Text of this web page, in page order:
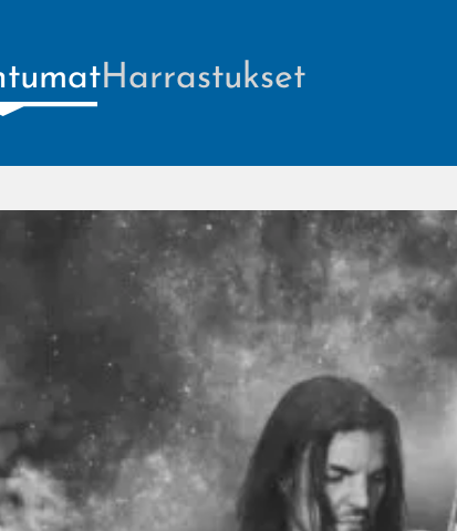
Harrastukset